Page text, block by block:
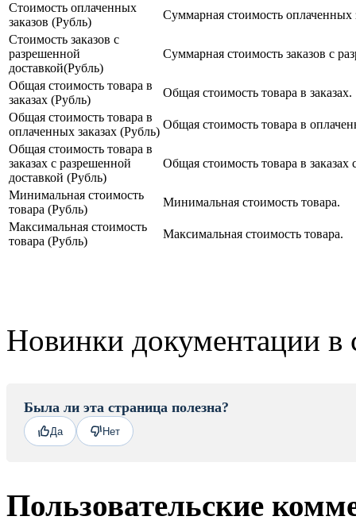
Стоимость оплаченных
заказов (Рубль)
Суммарная стоимость оплаченных
Стоимость заказов с
разрешенной
доставкой(Рубль)
Суммарная стоимость заказов с
Общая стоимость товара в
заказах (Рубль)
Общая стоимость товара в заказах.
Общая стоимость товара в
оплаченных заказах (Рубль)
Общая стоимость товара в
Общая стоимость товара в
заказах с разрешенной
доставкой (Рубль)
Общая стоимость товара в заказах
Минимальная стоимость
товара (Рубль)
Минимальная стоимость товара.
Максимальная стоимость
товара (Рубль)
Максимальная стоимость товара.
Новинки документации в
Была ли эта страница полезна?
Да Нет
Пользовательские